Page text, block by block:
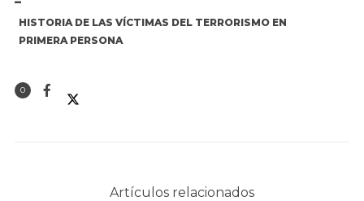
HISTORIA DE LAS VÍCTIMAS DEL TERRORISMO EN
PRIMERA PERSONA
0
Artículos relacionados